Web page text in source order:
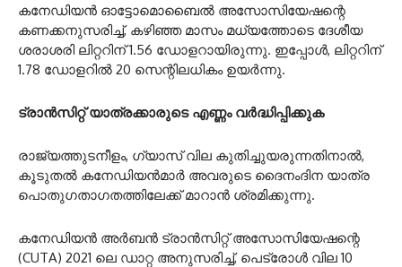
കനേഡിയൻ ഓട്ടോമൊബൈൽ അസോസിയേഷന്റെ
കണക്കനുസരിച്ച്, കഴിഞ്ഞ മാസം മധ്യത്തോടെ ദേശീയ
ശരാശരി ലിറ്ററിന് 1.56 ഡോളറായിരുന്നു. ഇപ്പോൾ, ലിറ്ററിന്
1.78 ഡോളറിൽ 20 സെന്റിലധികം ഉയർന്നു.
ട്രാൻസിറ്റ് യാത്രക്കാരുടെ എണ്ണം വർദ്ധിപ്പിക്കുക
രാജ്യത്തുടനീളം, ഗ്യാസ് വില കുതിച്ചുയരുന്നതിനാൽ,
കൂടുതൽ കനേഡിയൻമാർ അവരുടെ ദൈനംദിന യാത്ര
പൊതുഗതാഗതത്തിലേക്ക് മാറാൻ ശ്രമിക്കുന്നു.
കനേഡിയൻ അർബൻ ട്രാൻസിറ്റ് അസോസിയേഷന്റെ
(CUTA) 2021 ലെ ഡാറ്റ അനുസരിച്ച്, പെട്രോൾ വില 10